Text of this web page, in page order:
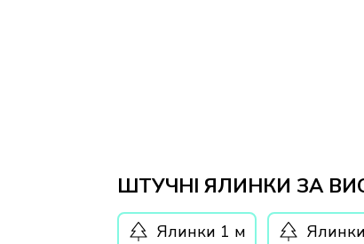
Ялинки 1 м
ШТУЧНІ ЯЛИНКИ ЗА